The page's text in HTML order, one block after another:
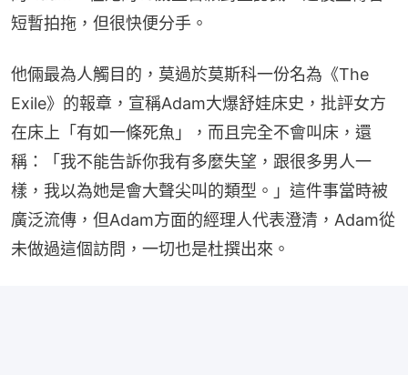
短暫拍拖，但很快便分手。
他倆最為人觸目的，莫過於莫斯科一份名為《The
Exile》的報章，宣稱Adam大爆舒娃床史，批評女方
在床上「有如一條死魚」，而且完全不會叫床，還
稱：「我不能告訴你我有多麼失望，跟很多男人一
樣，我以為她是會大聲尖叫的類型。」這件事當時被
廣泛流傳，但Adam方面的經理人代表澄清，Adam從
未做過這個訪問，一切也是杜撰出來。